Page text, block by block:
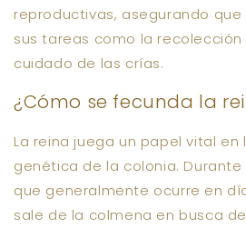
reproductivas, asegurando
sus tareas como la
cuidado de las crías.
¿Cómo se fecunda la
La reina juega un papel vital en
genética de la colonia. Durante
que generalmente ocurre en
sale de la colmena en busca